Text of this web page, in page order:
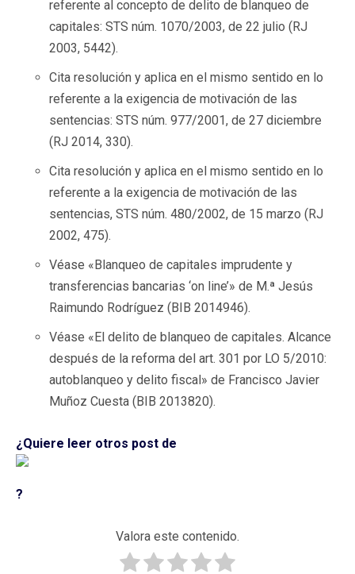
referente al concepto de delito de blanqueo de
capitales: STS núm. 1070/2003, de 22 julio (RJ
2003, 5442).
Cita resolución y aplica en el mismo sentido en lo
referente a la exigencia de motivación de las
sentencias: STS núm. 977/2001, de 27 diciembre
(RJ 2014, 330).
Cita resolución y aplica en el mismo sentido en lo
referente a la exigencia de motivación de las
sentencias, STS núm. 480/2002, de 15 marzo (RJ
2002, 475).
Véase «Blanqueo de capitales imprudente y
transferencias bancarias ‘on line’» de M.ª Jesús
Raimundo Rodríguez (BIB 2014946).
Véase «El delito de blanqueo de capitales. Alcance
después de la reforma del art. 301 por LO 5/2010:
autoblanqueo y delito fiscal» de Francisco Javier
Muñoz Cuesta (BIB 2013820).
¿Quiere leer otros post de
?
Valora este contenido.